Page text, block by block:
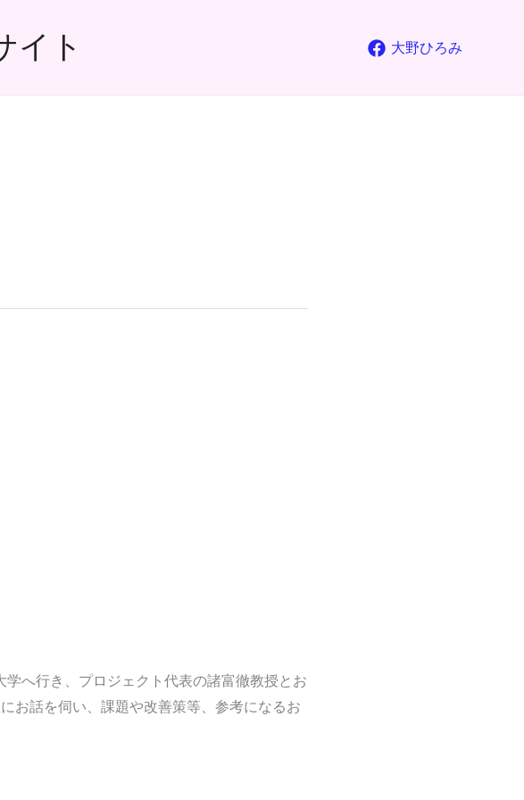
イト 大野ひろみ
へ行き、プロジェクト代表の諸富徹教授とお
お話を伺い、課題や改善策等、参考になるお